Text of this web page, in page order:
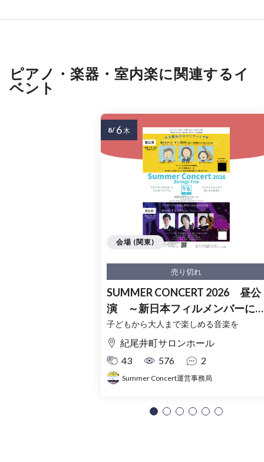
ピアノ・楽器・室内楽に関連するイ
ベント
売り切れ
SUMMER CONCERT 2026 昼公
演 ～新日本フィルメンバーに
る弦楽三重奏～
子どもから大人まで楽しめる音楽を
紀尾井町サロンホール
43
576 2
Summer Concert運営事務局
会場 (関東)
8/ 6木